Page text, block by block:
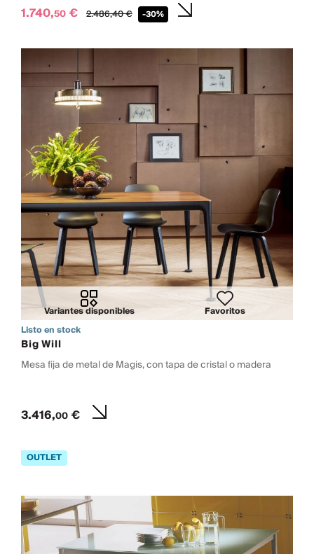
1.740,50 € 2.486,40€ -30%
Variantes disponibles
Favoritos
Listo en stock
Big Will
Mesa fija de metal de Magis, con tapa de cristal o madera
3.416,00€